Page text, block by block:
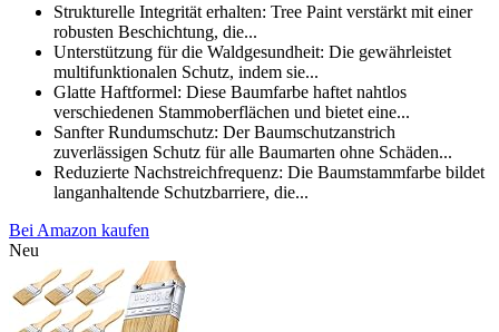
Strukturelle Integrität erhalten: Tree Paint verstärkt mit einer
robusten Beschichtung, die...
Unterstützung für die Waldgesundheit: Die gewährleistet
multifunktionalen Schutz, indem sie...
Glatte Haftformel: Diese Baumfarbe haftet nahtlos
verschiedenen Stammoberflächen und bietet eine...
Sanfter Rundumschutz: Der Baumschutzanstrich
zuverlässigen Schutz für alle Baumarten ohne Schäden...
Reduzierte Nachstreichfrequenz: Die Baumstammfarbe bildet
langanhaltende Schutzbarriere, die...
Bei Amazon kaufen
Neu